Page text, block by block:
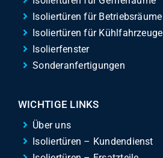
Isoliertüren für Betriebsräume
Isoliertüren für Kühlfahrzeuge
Isolierfenster
Sonderanfertigungen
WICHTIGE LINKS
Über uns
Isoliertüren – Kundendienst